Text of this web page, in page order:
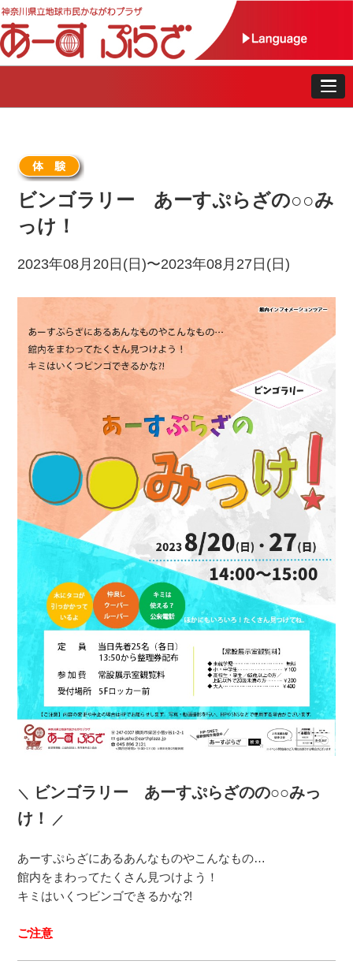
ビンゴラリー あーすぷらざの○○み
っけ！
2023年08月20日(日)〜2023年08月27日(日)
＼
ビンゴラリー あーすぷらざのの○○みっ
け！
／
あーすぷらざにあるあんなものやこんなもの…
館内をまわってたくさん見つけよう！
キミはいくつビンゴできるかな?!
ご注意